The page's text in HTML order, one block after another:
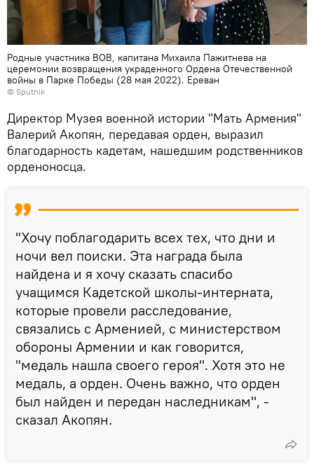
Родные участника ВОВ, капитана Михаила Пажитнева на
церемонии возвращения украденного Ордена Отечественной
войны в Парке Победы (28 мая 2022). Еревaн
© Sputnik
Директор Музея военной истории "Мать Армения"
Валерий Акопян, передавая орден, выразил
благодарность кадетам, нашедшим родственников
орденоносца.
"Хочу поблагодарить всех тех, что дни и
ночи вел поиски. Эта награда была
найдена и я хочу сказать спасибо
учащимся Кадетской школы-интерната,
которые провели расследование,
связались с Арменией, с министерством
обороны Армении и как говорится,
"медаль нашла своего героя". Хотя это не
медаль, а орден. Очень важно, что орден
был найден и передан наследникам", -
сказал Акопян.